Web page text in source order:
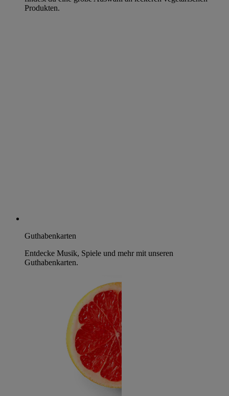
Produkten.
Guthabenkarten
Entdecke Musik, Spiele und mehr mit unseren
Guthabenkarten.